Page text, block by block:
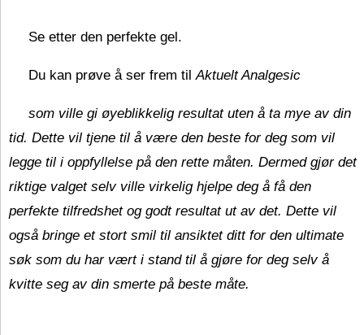
Se etter den perfekte gel.
Du kan prøve å ser frem tilAktuelt Analgesic
som ville gi øyeblikkelig resultat uten å ta mye av din
tid. Dette vil tjene til å være den beste for deg som vil
legge til i oppfyllelse på den rette måten. Dermed gjør det
riktige valget selv ville virkelig hjelpe deg å få den
perfekte tilfredshet og godt resultat ut av det. Dette vil
også bringe et stort smil til ansiktet ditt for den ultimate
søk som du har vært i stand til å gjøre for deg selv å
kvitte seg av din smerte på beste måte.